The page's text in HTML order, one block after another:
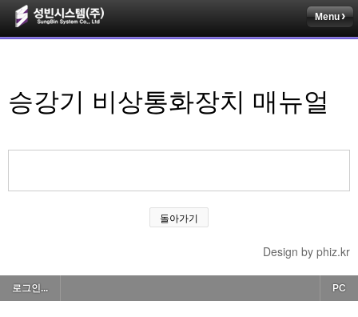
Menu
승강기 비상통화장치 매뉴얼
돌아가기
Design by phiz.kr
로그인... PC